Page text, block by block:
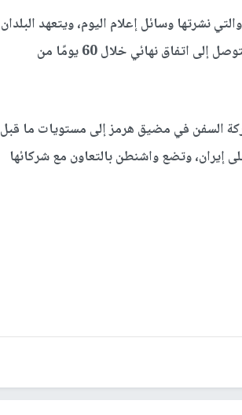
نشرتها وسائل إعلام اليوم، ويتعهد البلدان
بعدم التدخل في الشؤون الداخلية لبعضهما البعض، ويلتزمان بالتوصل إلى اتفاق نهائي خلال 60 يومًا من
السفن في مضيق هرمز إلى مستويات ما قبل
إيران، وتضع واشنطن بالتعاون مع شركائها